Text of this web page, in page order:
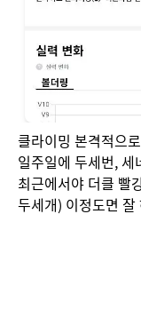
클라이밍 본격적으
일주일에 두세번,
최근에서야 더클 빨
두세개) 이정도면